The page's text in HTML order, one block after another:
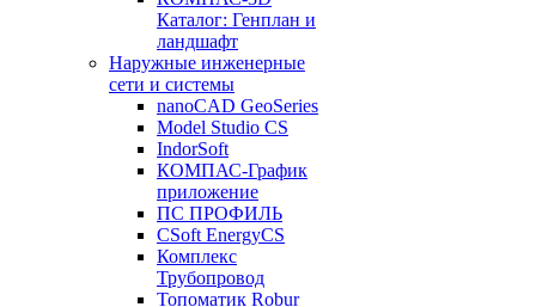
Каталог: Генплан и
ландшафт
Наружные инженерные
сети и системы
nanoCAD GeoSeries
Model Studio CS
IndorSoft
КОМПАС-График
приложение
ПС ПРОФИЛЬ
CSoft EnergyCS
Комплекс
Трубопровод
Топоматик Robur